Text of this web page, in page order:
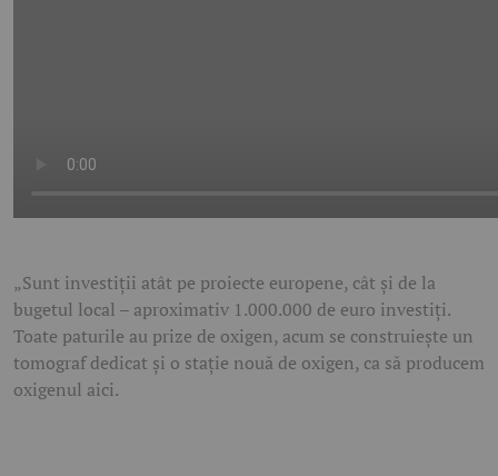
„Sunt investiţii atât pe proiecte europene, cât şi de la
bugetul local – aproximativ 1.000.000 de euro investiţi.
Toate paturile au prize de oxigen, acum se construieşte un
tomograf dedicat şi o staţie nouă de oxigen, ca să producem
oxigenul aici.